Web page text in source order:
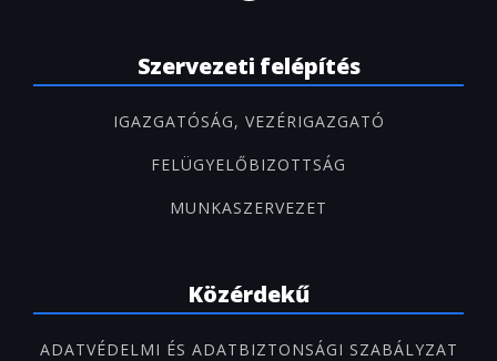
Szervezeti felépítés
IGAZGATÓSÁG, VEZÉRIGAZGATÓ
FELÜGYELŐBIZOTTSÁG
MUNKASZERVEZET
Közérdekű
ADATVÉDELMI ÉS ADATBIZTONSÁGI SZABÁLYZAT